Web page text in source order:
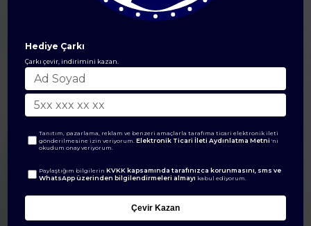
Hediye Çarkı
Çarkı çevir, indirimini kazan.
Tanıtım, pazarlama, reklam ve benzeri amaçlarla tarafıma ticari elektronik ileti
gönderilmesine izin veriyorum.Elektronik Ticari İleti Aydınlatma Metni 'ni
okudum onay veriyorum.
Paylaştığım bilgilerinKVKK kapsamında tarafınızca korunmasını, sms ve
WhatsApp üzerinden bilgilendirmeleri almayı kabul ediyorum.
Çevir Kazan